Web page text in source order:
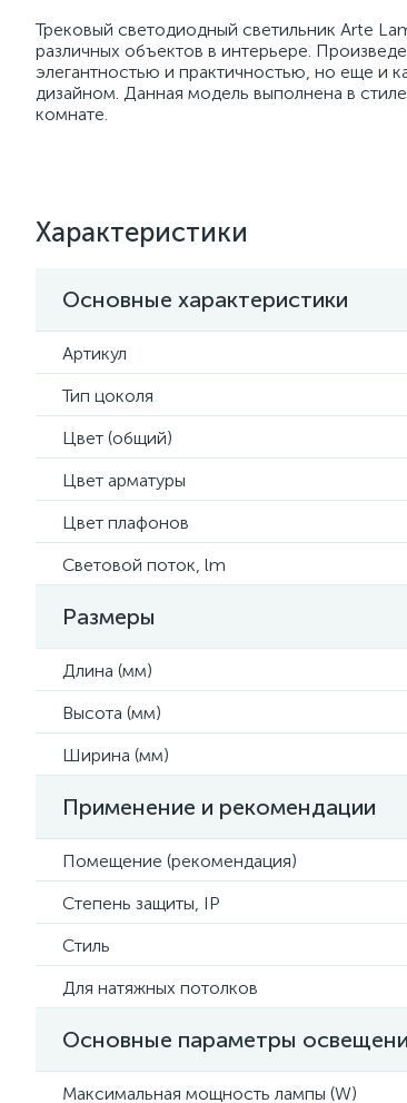
Трековый светодиодный светильник Arte
различных объектов в интерьере.
элегантностью и практичностью, но еще и
дизайном. Данная модель выполнена в
комнате.
Характеристики
Основные характеристики
Артикул
Тип цоколя
Цвет (общий)
Цвет арматуры
Цвет плафонов
Световой поток, lm
Размеры
Длина (мм)
Высота (мм)
Ширина (мм)
Применение и рекомендации
Помещение (рекомендация)
Степень защиты, IP
Стиль
Для натяжных потолков
Основные параметры
Максимальная мощность лампы (W)